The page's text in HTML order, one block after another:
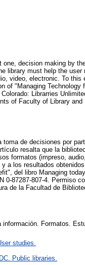
decision making by
library must help the
video, electronic. To
of "Managing
Librarries
of Faculty of Library
de decisiones por
resalta que la
formatos (impreso,
a los resultados
del libro Managing
0-87287-807-4. Permiso
de la Facultad de
Formatos.
studies.
DC. Public libraries.